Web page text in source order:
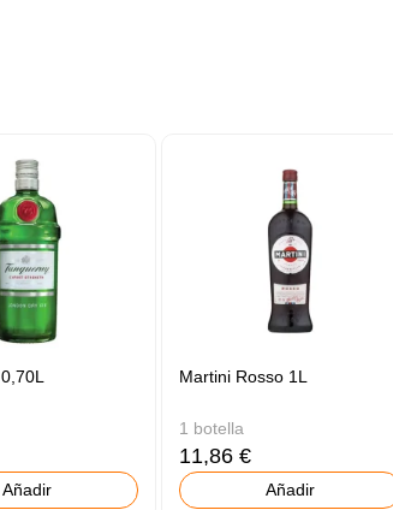
Añadir
Martini Rosso 1L
1 botella
11,86 €
Añadir